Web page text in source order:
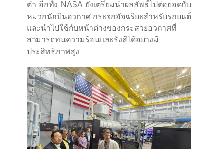
ต่ำ อีกทั้ง NASA ยังเตรียมนำผลลัพธ์ไปต่อยอดกับ
หมวกนักบินอวกาศ กระจกอัจฉริยะสำหรับรถยนต์
และนำไปใช้กับหน้าต่างของกระสวยอวกาศที่
สามารถทนความร้อนและรังสีได้อย่างมี
ประสิทธิภาพสูง